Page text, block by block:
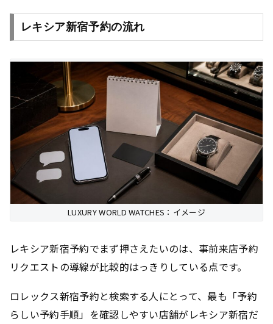
レキシア新宿予約の流れ
LUXURY WORLD WATCHES：イメージ
レキシア新宿予約でまず押さえたいのは、事前来店予約
リクエストの導線が比較的はっきりしている点です。
ロレックス新宿予約と検索する人にとって、最も「予約
らしい予約手順」を確認しやすい店舗がレキシア新宿だ